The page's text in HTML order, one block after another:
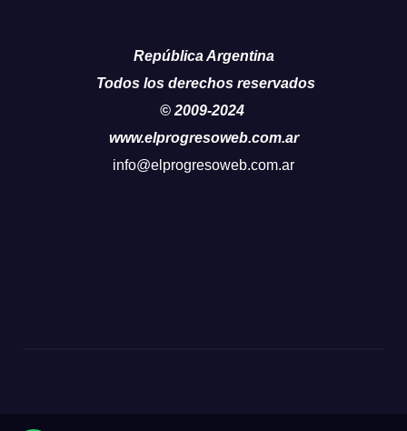
República Argentina
Todos los derechos reservados
© 2009-2024
www.elprogresoweb.com.ar
info@elprogresoweb.com.ar